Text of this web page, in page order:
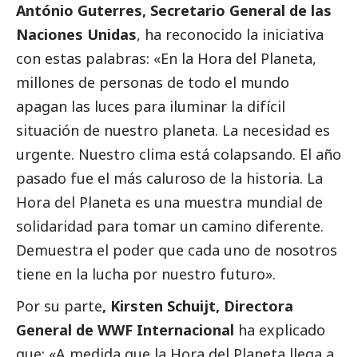
António Guterres, Secretario General de las
Naciones Unidas, ha reconocido la iniciativa
con estas palabras: «En la Hora del Planeta,
millones de personas de todo el mundo
apagan las luces para iluminar la difícil
situación de nuestro planeta. La necesidad es
urgente. Nuestro clima está colapsando. El año
pasado fue el más caluroso de la historia. La
Hora del Planeta es una muestra mundial de
solidaridad para tomar un camino diferente.
Demuestra el poder que cada uno de nosotros
tiene en la lucha por nuestro futuro».
Por su parte, Kirsten Schuijt, Directora
General de WWF Internacional ha explicado